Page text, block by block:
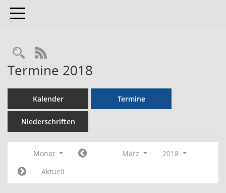
Toggle navigation
RSS-Feed
Termine 2018
Kalender Termine
Niederschriften
Monat März
2018
Aktuell